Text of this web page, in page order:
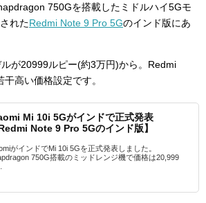
750Gを搭載したミドルハイ5Gモ
れたRedmi Note 9 Pro 5Gのインド版にあ
が20999ルピー(約3万円)から。Redmi
高い価格設定です。
Mi 10i 5Gがインドで正式発表
Redmi Note 9 Pro 5Gのインド版】
がインドでMi 10i 5Gを正式発表しました。
750G搭載のミッドレンジ機で価格は20,999